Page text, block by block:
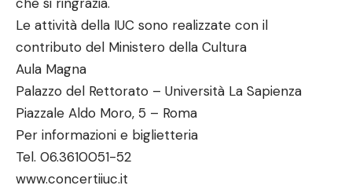
Le attività della IUC sono realizzate con il
contributo del Ministero della Cultura
Aula Magna
Palazzo del Rettorato – Università La Sapienza
Piazzale Aldo Moro, 5 – Roma
Per informazioni e biglietteria
Tel. 06.3610051-52
www.concertiiuc.it